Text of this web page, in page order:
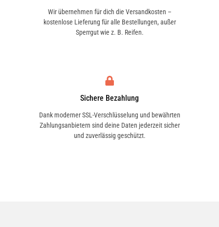
Wir übernehmen für dich die Versandkosten –
kostenlose Lieferung für alle Bestellungen, außer
Sperrgut wie z. B. Reifen.
Sichere Bezahlung
Dank moderner SSL-Verschlüsselung und bewährten
Zahlungsanbietern sind deine Daten jederzeit sicher
und zuverlässig geschützt.